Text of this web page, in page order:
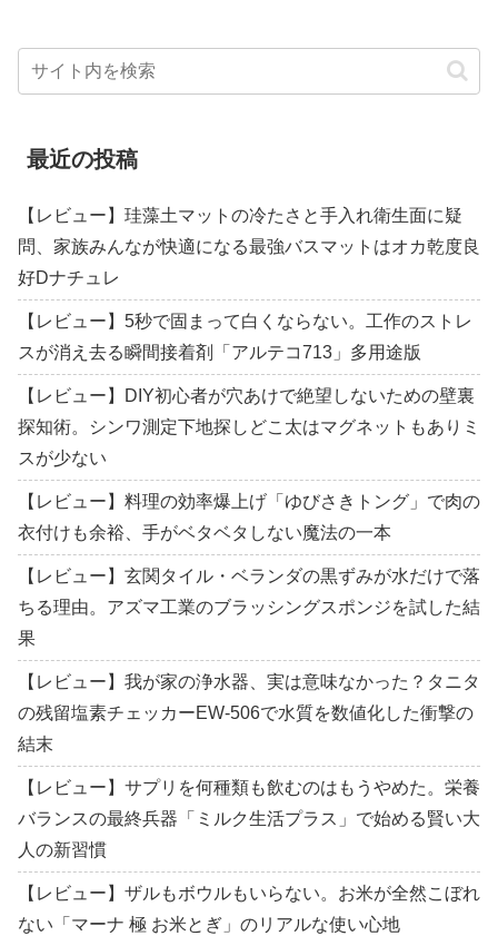
最近の投稿
【レビュー】珪藻土マットの冷たさと手入れ衛生面に疑
問、家族みんなが快適になる最強バスマットはオカ乾度良
好Dナチュレ
【レビュー】5秒で固まって白くならない。工作のストレ
スが消え去る瞬間接着剤「アルテコ713」多用途版
【レビュー】DIY初心者が穴あけで絶望しないための壁裏
探知術。シンワ測定下地探しどこ太はマグネットもありミ
スが少ない
【レビュー】料理の効率爆上げ「ゆびさきトング」で肉の
衣付けも余裕、手がベタベタしない魔法の一本
【レビュー】玄関タイル・ベランダの黒ずみが水だけで落
ちる理由。アズマ工業のブラッシングスポンジを試した結
果
【レビュー】我が家の浄水器、実は意味なかった？タニタ
の残留塩素チェッカーEW-506で水質を数値化した衝撃の
結末
【レビュー】サプリを何種類も飲むのはもうやめた。栄養
バランスの最終兵器「ミルク生活プラス」で始める賢い大
人の新習慣
【レビュー】ザルもボウルもいらない。お米が全然こぼれ
ない「マーナ 極 お米とぎ」のリアルな使い心地